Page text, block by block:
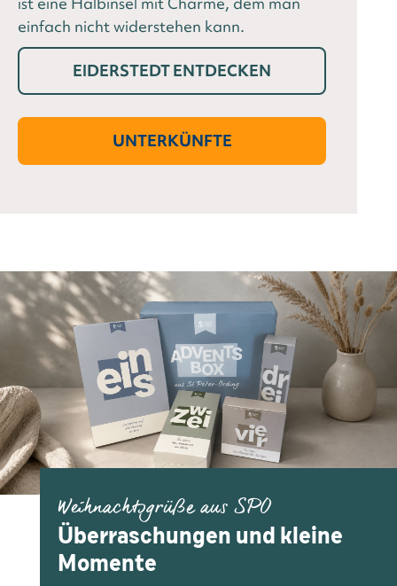
einfach nicht widerstehen kann.
EIDERSTEDT ENTDECKEN
UNTERKÜNFTE
Weihnachtsgrüße aus SPO
Überraschungen und kleine
Momente